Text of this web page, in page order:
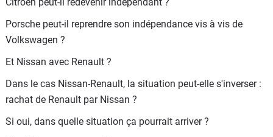
Porsche peut-il reprendre son indépendance vis à vis de
Volkswagen ?
Et Nissan avec Renault ?
Dans le cas Nissan-Renault, la situation peut-elle s'inverser :
rachat de Renault par Nissan ?
Si oui, dans quelle situation ça pourrait arriver ?